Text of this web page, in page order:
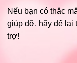
Nếu bạn có thắc
giúp đỡ, hãy để lại
trợ!